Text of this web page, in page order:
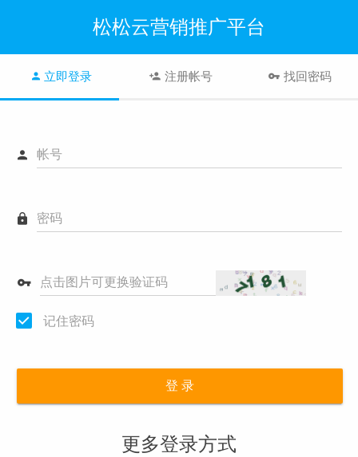
松松云营销推广平台
立即登录 注册帐号 找回密码
帐号
密码
点击图片可更换验证码
记住密码
登 录
更多登录方式